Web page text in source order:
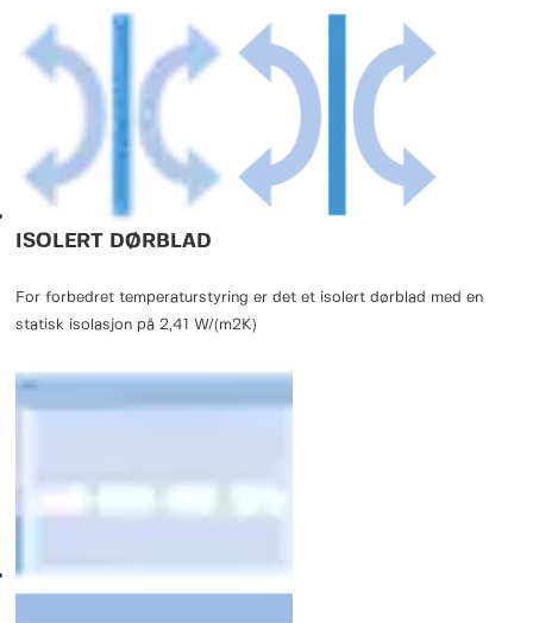
ISOLERT DØRBLAD
For forbedret temperaturstyring er det et isolert dørblad med en
statisk isolasjon på 2,41 W/(m2K)